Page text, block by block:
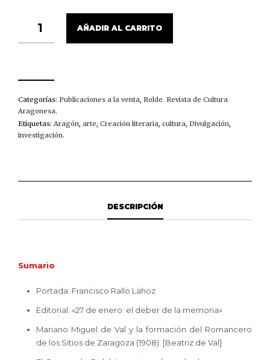
131
AÑADIR AL CARRITO
Categorías: Publicaciones a la venta Rolde. Revista de Cultura
Aragonesa.
Etiquetas: Aragón arte Creación literaria cultura Divulgación
investigación.
DESCRIPCIÓN
Sumario
Portada: Francisco Rallo Lahoz
Editorial: «27 de enero: el deber de la memoria»
Mariano Miguel de Val y la formación del Romancero
de los Sitios de Zaragoza (1908). [Beatriz de Val]